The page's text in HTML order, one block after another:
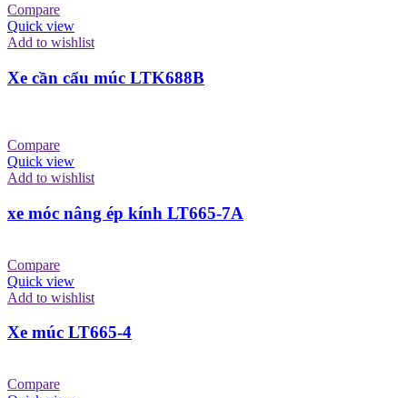
Compare
Quick view
Add to wishlist
Xe cần cẩu múc LTK688B
Compare
Quick view
Add to wishlist
xe móc nâng ép kính LT665-7A
Compare
Quick view
Add to wishlist
Xe múc LT665-4
Compare